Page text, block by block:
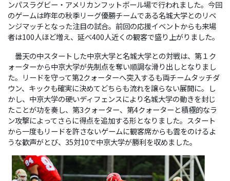
ンパスラグビー・アメリカンフットボール場で行われました。今回
のゲームは昨年の秋季リーグ優勝チームである名城大学とのリベ
ンジマッチとなった注目の試合。前回の応援イベントからも来場
者は100人ほど増え、延べ400人近くの観客で盛り上がりました。
曇天の中スタートした中京大学と名城大学との対戦は、第１ク
ォーターから中京大学が先制点を奪い順調な滑り出しとなりまし
た。リードを守って第2クォーターへ突入するも両チームタッチダ
ウン、キックも確実に決めてどちらも流れを譲らない展開に。し
かし、中京大学の硬いディフェンスにより名城大学の動きを封じ
たことが功を奏し、第3クォーター、第4クォーターと積極的なラ
ン攻撃によってさらに得点を追加する形となりました。スタート
から一度もリードを許さないゲームに観客席からも雲をのけるよ
うな歓声がとび、35対10で中京大学が勝利を収めました。